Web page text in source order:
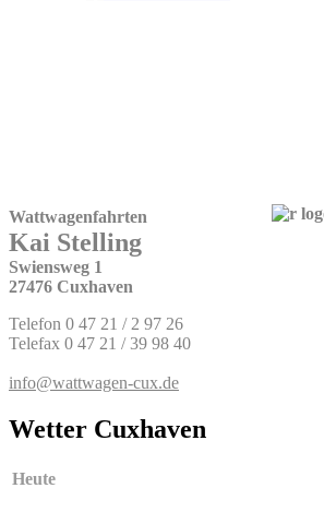
Wattwagenfahrten
Kai Stelling
Swiensweg 1
27476 Cuxhaven
Telefon 0 47 21 / 2 97 26
Telefax 0 47 21 / 39 98 40
info@wattwagen-cux.de
Wetter Cuxhaven
Heute